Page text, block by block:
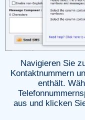
Navigieren Sie
Kontaktnummern
enthält.
aus und klicken